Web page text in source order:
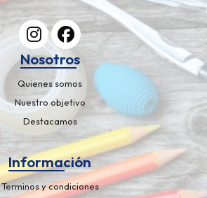
Nosotros
Quienes somos
Nuestro objetivo
Destacamos
Información
Terminos y condiciones